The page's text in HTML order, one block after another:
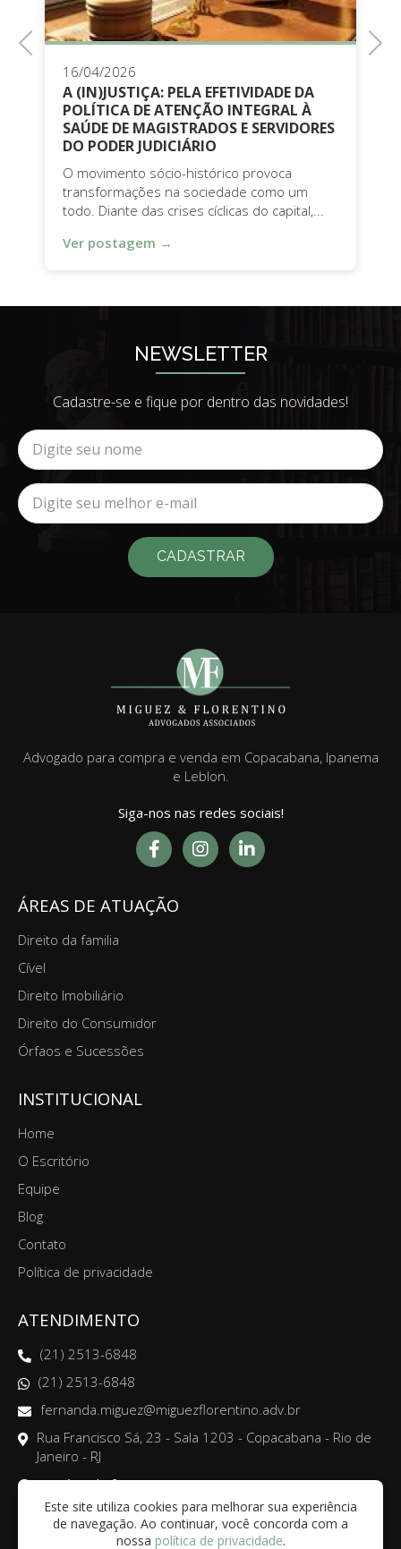
Previous
06/03/2026
A importância da mediação no direito
de família.
A mediação no Direito de Família, ou
mediação familiar, assume papel cada vez
mais relevante no cenário...
Ver postagem →
Cadastre-se e fique por dentro das novidades!
CADASTRAR
Advogado para compra e venda em Copacabana, Ipanema
e Leblon.
Siga-nos nas redes sociais!
Direito da familia
Cível
Direito Imobiliário
Direito do Consumidor
Órfaos e Sucessões
Home
O Escritório
Equipe
Blog
Contato
Política de privacidade
(21) 2513-6848
(21) 2513-6848
fernanda.miguez@miguezflorentino.adv.br
Rua Francisco Sá, 23 - Sala 1203 - Copacabana - Rio de
Janeiro - RJ
Horário de funcionamento:
De segunda à sexta, das 9h às 17h
Este site utiliza cookies para melhorar sua experiência
de navegação. Ao continuar, você concorda com a
nossa política de privacidade.